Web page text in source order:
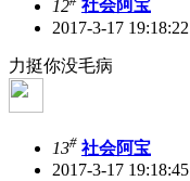
12
社会阿宝
2017-3-17 19:18:22
力挺你没毛病
13# 社会阿宝
2017-3-17 19:18:45